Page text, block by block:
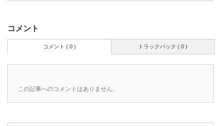
コメント
トラックバック ( 0 )
コメント ( 0 )
この記事へのコメントはありません。